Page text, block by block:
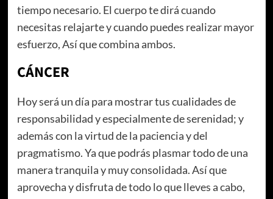
tiempo necesario. El cuerpo te dirá cuando
necesitas relajarte y cuando puedes realizar mayor
esfuerzo, Así que combina ambos.
CÁNCER
Hoy será un día para mostrar tus cualidades de
responsabilidad y especialmente de serenidad; y
además con la virtud de la paciencia y del
pragmatismo. Ya que podrás plasmar todo de una
manera tranquila y muy consolidada. Así que
aprovecha y disfruta de todo lo que lleves a cabo,